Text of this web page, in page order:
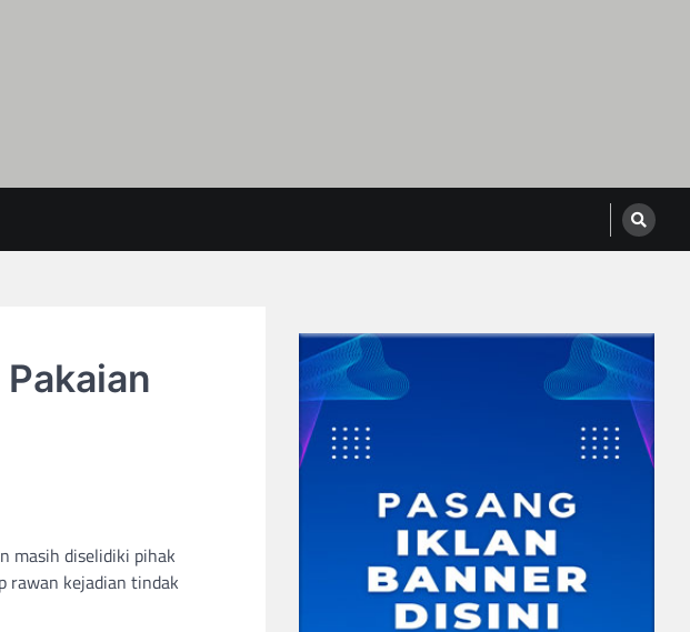
masih diselidiki pihak
rawan kejadian tindak